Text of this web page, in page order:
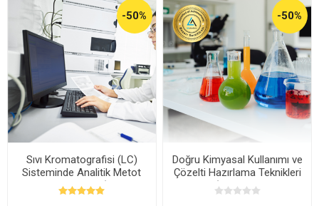
-50%
Sıvı Kromatografisi (LC)
Sisteminde Analitik Metot
Geliştirme Eğitimi (Kayıttan
Hemen İzle)
-50%
Doğru Kimyasal Kullanımı ve
Çözelti Hazırlama Teknikleri
Eğitimi (Kayıttan Hemen
İzle)